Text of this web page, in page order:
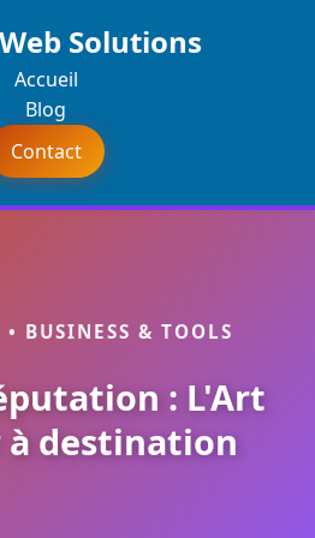
Solutions
Accueil
Blog
Contact
BUSINESS & TOOLS
: L'Art
destination